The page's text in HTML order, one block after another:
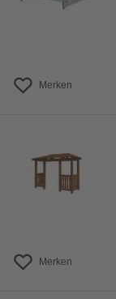
Merken
Merken